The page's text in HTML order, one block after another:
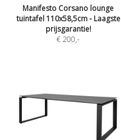
Manifesto Corsano lounge
tuintafel 110x58,5cm - Laagste
prijsgarantie!
€ 200,-